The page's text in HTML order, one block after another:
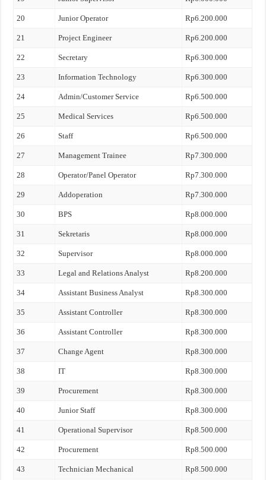
20 Junior Operator Rp6.200.000
21 Project Engineer Rp6.200.000
22 Secretary Rp6.300.000
23 Information Technology Rp6.300.000
24 Admin/Customer Service Rp6.500.000
25 Medical Services Rp6.500.000
26 Staff Rp6.500.000
27 Management Trainee Rp7.300.000
28 Operator/Panel Operator Rp7.300.000
29 Addoperation Rp7.300.000
30 BPS Rp8.000.000
31 Sekretaris Rp8.000.000
32 Supervisor Rp8.000.000
33 Legal and Relations Analyst Rp8.200.000
34 Assistant Business Analyst Rp8.300.000
35 Assistant Controller Rp8.300.000
36 Assistant Controller Rp8.300.000
37 Change Agent Rp8.300.000
38 IT Rp8.300.000
39 Procurement Rp8.300.000
40 Junior Staff Rp8.300.000
41 Operational Supervisor Rp8.500.000
42 Procurement Rp8.500.000
43 Technician Mechanical Rp8.500.000